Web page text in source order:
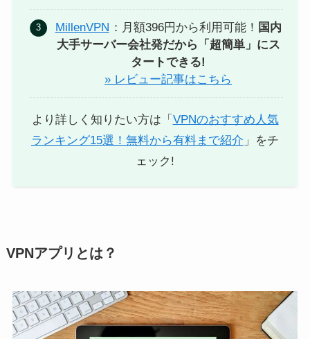
MillenVPN ：月額396円から利用可能！ 国内
大手サーバー会社発だから「超簡単」にス
タートできる!
» レビュー記事はこちら
より詳しく知りたい方は「 VPNのおすすめ人気
ランキング15選！無料から有料まで紹介 」をチ
ェック!
VPNアプリとは？